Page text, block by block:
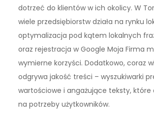
dotrzeć do klientów w ich okolicy. W
wiele przedsiębiorstw działa na rynku
optymalizacja pod kątem lokalnych
oraz rejestracja w Google Moja Firma
wymierne korzyści. Dodatkowo, coraz
odgrywa jakość treści – wyszukiwarki
wartościowe i angażujące teksty, które
na potrzeby użytkowników.